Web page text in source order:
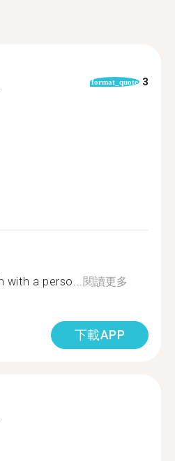
format_quote 3
with a perso...閱讀更多
下載APP